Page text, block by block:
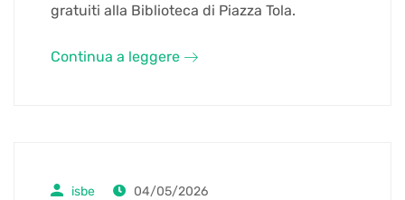
gratuiti alla Biblioteca di Piazza Tola.
Continua a leggere
isbe
04/05/2026